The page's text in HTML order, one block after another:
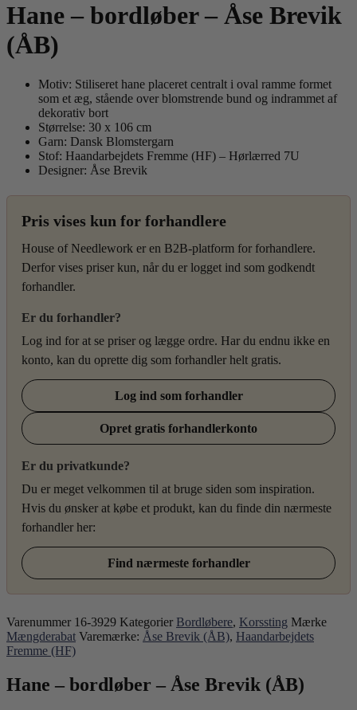
Hane – bordløber – Åse Brevik
(ÅB)
Motiv: Stiliseret hane placeret centralt i oval ramme formet
som et æg, stående over blomstrende bund og indrammet af
dekorativ bort
Størrelse: 30 x 106 cm
Garn: Dansk Blomstergarn
Stof: Haandarbejdets Fremme (HF) – Hørlærred 7U
Designer: Åse Brevik
Pris vises kun for forhandlere
House of Needlework er en B2B-platform for forhandlere.
Derfor vises priser kun, når du er logget ind som godkendt
forhandler.
Er du forhandler?
Log ind for at se priser og lægge ordre. Har du endnu ikke en
konto, kan du oprette dig som forhandler helt gratis.
Log ind som forhandler
Opret gratis forhandlerkonto
Er du privatkunde?
Du er meget velkommen til at bruge siden som inspiration.
Hvis du ønsker at købe et produkt, kan du finde din nærmeste
forhandler her:
Find nærmeste forhandler
Varenummer 16-3929 Kategorier Bordløbere, Korssting Mærke
Mængderabat Varemærke: Åse Brevik (ÅB), Haandarbejdets
Fremme (HF)
Hane – bordløber – Åse Brevik (ÅB)